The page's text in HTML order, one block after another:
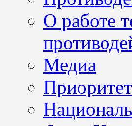
О работе
Медиа